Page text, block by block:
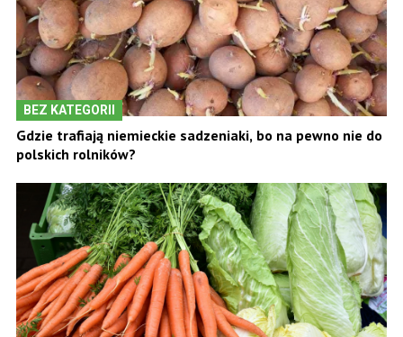
BEZ KATEGORII
Gdzie trafiają niemieckie sadzeniaki, bo na pewno nie do
polskich rolników?